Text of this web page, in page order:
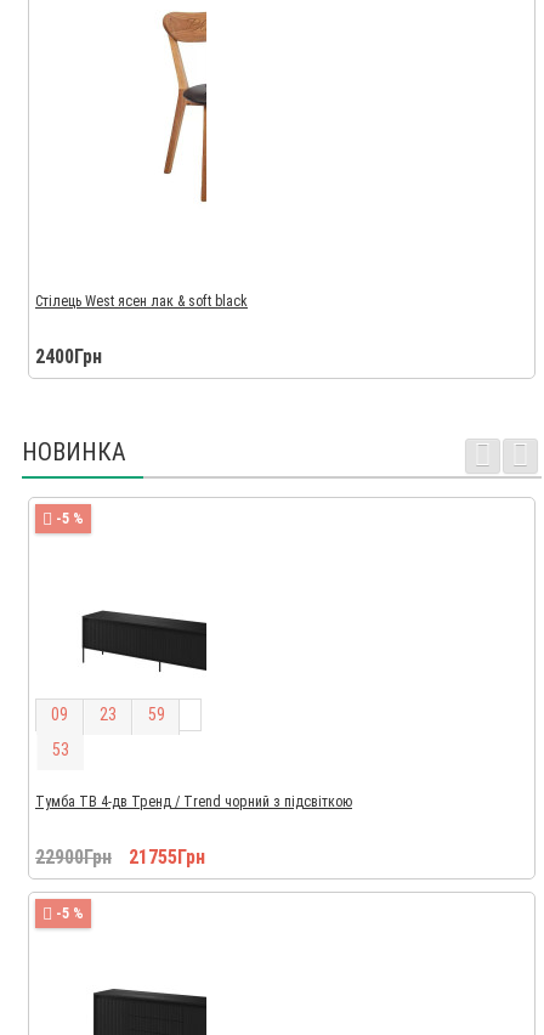
Стілець West ясен лак & soft black
2400Грн
НОВИНКА
-5 %
09 23 59
52
Тумба ТВ 4-дв Тренд / Trend чорний з підсвіткою
22900Грн 21755Грн
-5 %